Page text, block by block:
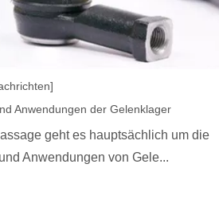
Anwendungen der Gelenklager
geht es hauptsächlich um die
Anwendungen von Gele...